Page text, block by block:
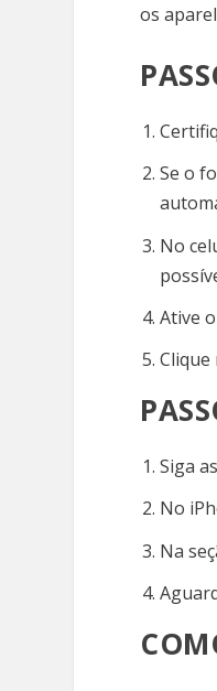
os
Se o
No
Ative
Siga
No
Na